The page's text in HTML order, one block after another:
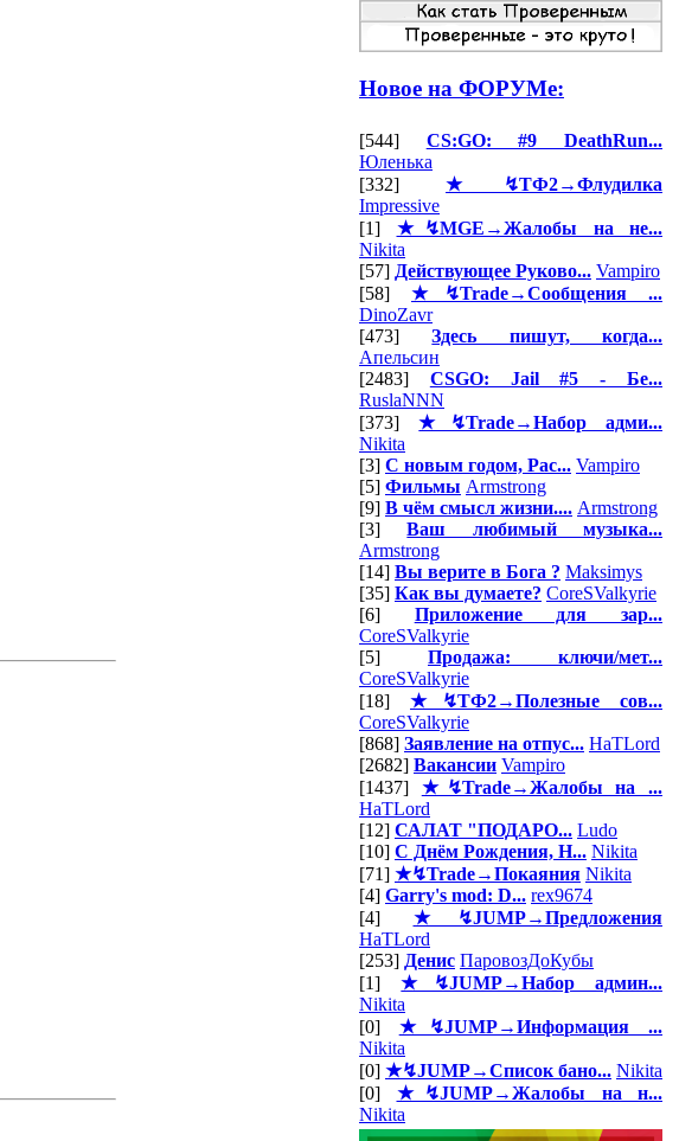
Новое на ФОРУМе:
[544] CS:GO: #9 DeathRun...
Юленька
[332] ★↯ТФ2→Флудилка
Impressive
[1] ★↯MGE→Жалобы на не...
Nikita
[57] Действующее Руково... Vampiro
[58] ★↯Trade→Сообщения ...
DinoZavr
[473]Здесь пишут, когда...
Апельсин
[2483] CSGO: Jail #5 - Бе...
RuslaNNN
[373]★↯Trade→Набор адми...
Nikita
[3] С новым годом, Рас... Vampiro
[5] Фильмы Armstrong
[9] В чём смысл жизни.... Armstrong
[3]Ваш любимый музыка...
Armstrong
[14] Вы верите в Бога ? Maksimys
[35] Как вы думаете? CoreSValkyrie
[6] Приложение для зар...
CoreSValkyrie
[5] Продажа: ключи/мет...
CoreSValkyrie
[18] ★↯ТФ2→Полезные сов...
CoreSValkyrie
[868] Заявление на отпус... HaTLord
[2682] Вакансии Vampiro
[1437] ★↯Trade→Жалобы на ...
HaTLord
[12] САЛАТ "ПОДАРО... Ludo
[10] С Днём Рождения, Н... Nikita
[71] ★↯Trade→Покаяния Nikita
[4] Garry's mod: D... rex9674
[4] ★↯JUMP→Предложения
HaTLord
[253] Денис ПаровозДоКубы
[1]★↯JUMP→Набор админ...
Nikita
[0] ★↯JUMP→Информация ...
Nikita
[0] ★↯JUMP→Список бано... Nikita
[0] ★↯JUMP→Жалобы на н...
Nikita